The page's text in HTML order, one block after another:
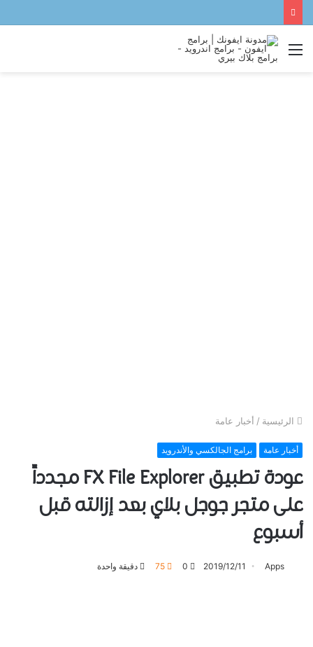
القائمة
الرئيسية / أخبار عامة
أخبار عامة برامج الجالكسي والأندرويد
عودة ﺗﻄﺒﻴﻖ FX File Explorer مجدداً
ﻋﻠﻰ ﻣﺘﺠﺮ ﺟﻮﺟﻞ ﺑﻼﻱ بعد إزالته قبل
أسبوع
Apps
2019/12/11
0
75 دقيقة واحدة